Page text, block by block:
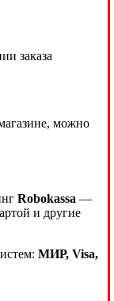
заказа
можно
Robokassa —
и другие
МИР, Visa,